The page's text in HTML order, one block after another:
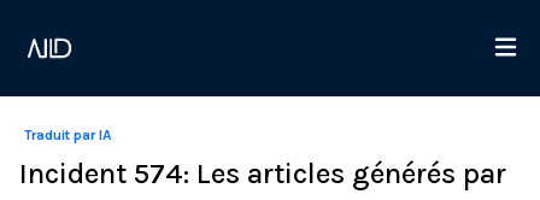
Traduit par IA
Incident 574: Les articles générés par